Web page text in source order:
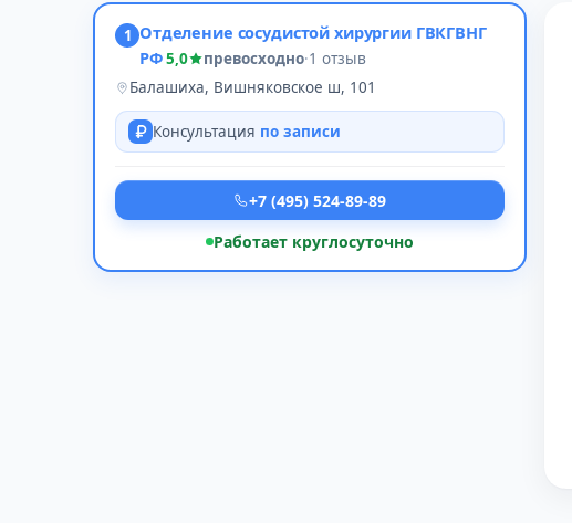
1 Отделение сосудистой хирургии ГВКГВНГ
РФ5,0 превосходно·1 отзыв
Балашиха, Вишняковское ш, 101
Консультация по записи
+7 (495) 524-89-89
Работает круглосуточно